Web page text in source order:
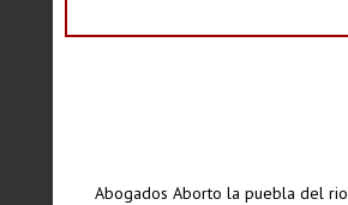
Abogados Aborto la puebla del rio